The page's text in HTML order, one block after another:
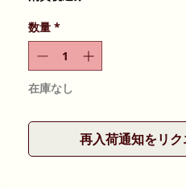
数量 *
在庫なし
再入荷通知をリク